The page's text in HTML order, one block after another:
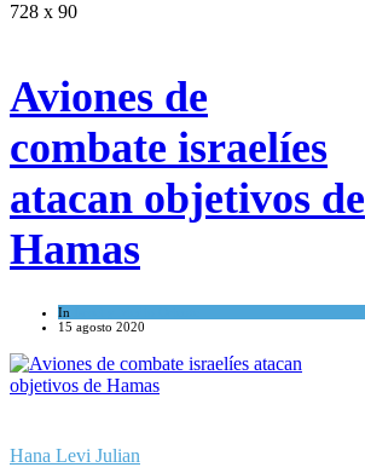
728 x 90
Aviones de
combate israelíes
atacan objetivos de
Hamas
In
15 agosto 2020
Hana Levi Julian